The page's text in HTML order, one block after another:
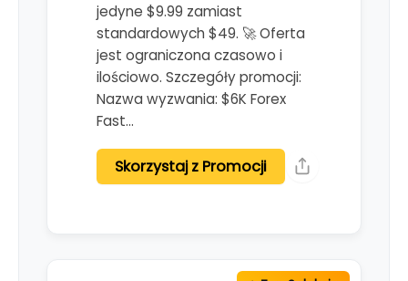
jedyne $9.99 zamiast
standardowych $49. 🚀 Oferta
jest ograniczona czasowo i
ilościowo. Szczegóły promocji:
Nazwa wyzwania: $6K Forex
Fast…
Skorzystaj z Promocji